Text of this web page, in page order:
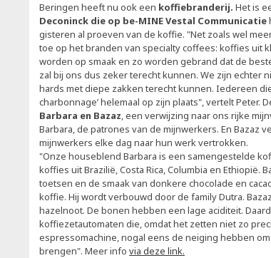
Beringen heeft nu ook een koffiebranderij. Het is
Deconinck die op be-MINE Vestal Communicatie
gisteren al proeven van de koffie. "Net zoals wel
toe op het branden van specialty coffees: koffies uit
worden op smaak en zo worden gebrand dat de
zal bij ons dus zeker terecht kunnen. We zijn echter
hards met diepe zakken terecht kunnen. Iedereen
charbonnage’ helemaal op zijn plaats", vertelt Peter.
Barbara en Bazaz, een verwijzing naar ons rijke
Barbara, de patrones van de mijnwerkers. En Bazaz
mijnwerkers elke dag naar hun werk vertrokken.
"Onze houseblend Barbara is een samengestelde
koffies uit Brazilië, Costa Rica, Columbia en Ethiopië.
toetsen en de smaak van donkere chocolade en
koffie. Hij wordt verbouwd door de family Dutra.
hazelnoot. De bonen hebben een lage aciditeit.
koffiezetautomaten die, omdat het zetten niet zo
espressomachine, nogal eens de neiging hebben
brengen". Meer info via deze link.